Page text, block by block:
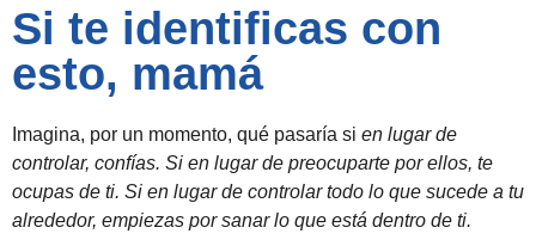
Si te identificas con
esto, mamá
Imagina, por un momento, qué pasaría si en lugar de
controlar, confías. Si en lugar de preocuparte por ellos, te
ocupas de ti. Si en lugar de controlar todo lo que sucede a tu
alrededor, empiezas por sanar lo que está dentro de ti.